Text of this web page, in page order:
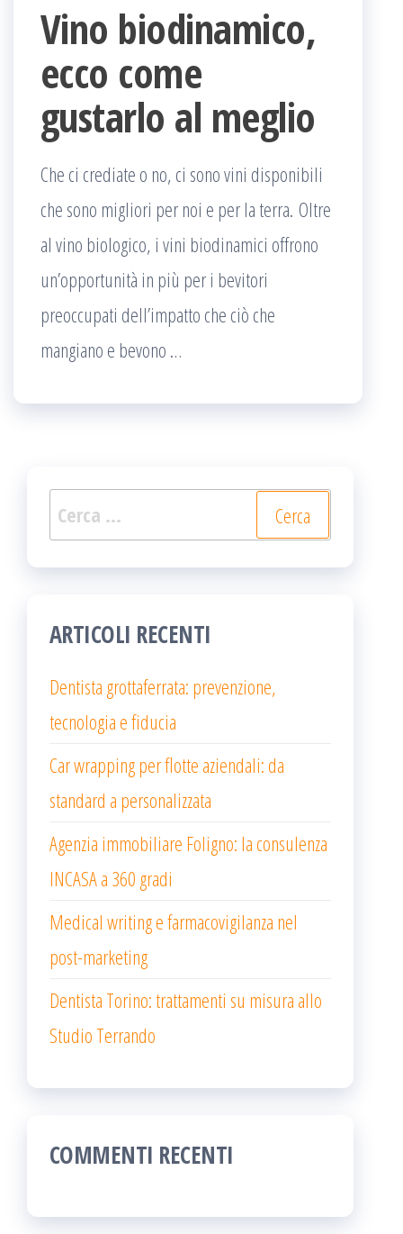
Vino biodinamico,
ecco come
gustarlo al meglio
Che ci crediate o no, ci sono vini disponibili
che sono migliori per noi e per la terra. Oltre
al vino biologico, i vini biodinamici offrono
un’opportunità in più per i bevitori
preoccupati dell’impatto che ciò che
mangiano e bevono …
Ricerca
per:
ARTICOLI RECENTI
Dentista grottaferrata: prevenzione,
tecnologia e fiducia
Car wrapping per flotte aziendali: da
standard a personalizzata
Agenzia immobiliare Foligno: la consulenza
INCASA a 360 gradi
Medical writing e farmacovigilanza nel
post-marketing
Dentista Torino: trattamenti su misura allo
Studio Terrando
COMMENTI RECENTI